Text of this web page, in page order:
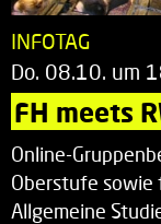
INFOTAG
Do. 08.10. um
FH meets
Online-
Oberstufe sowie
Allgemeine